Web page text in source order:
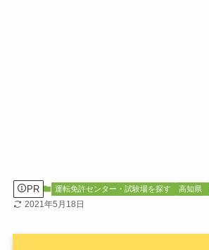
PR 運転免許センター・試験場を探す 高知県
2021年5月18日